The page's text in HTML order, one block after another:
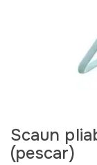
Scaun
(pescar)